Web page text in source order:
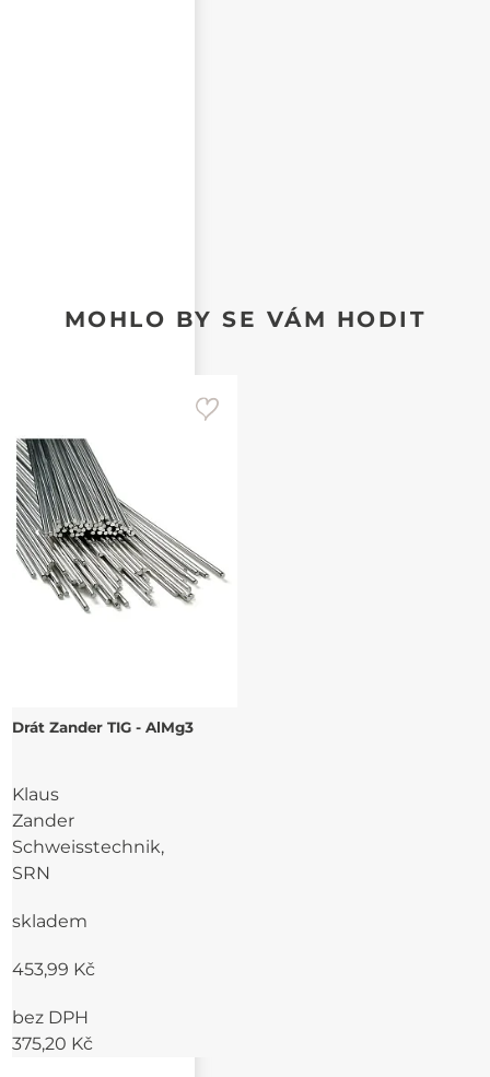
MOHLO BY SE VÁM HODIT
Drát Zander TIG - AlMg3
Klaus
Zander
Schweisstechnik,
SRN
skladem
453,99 Kč
bez DPH
375,20 Kč